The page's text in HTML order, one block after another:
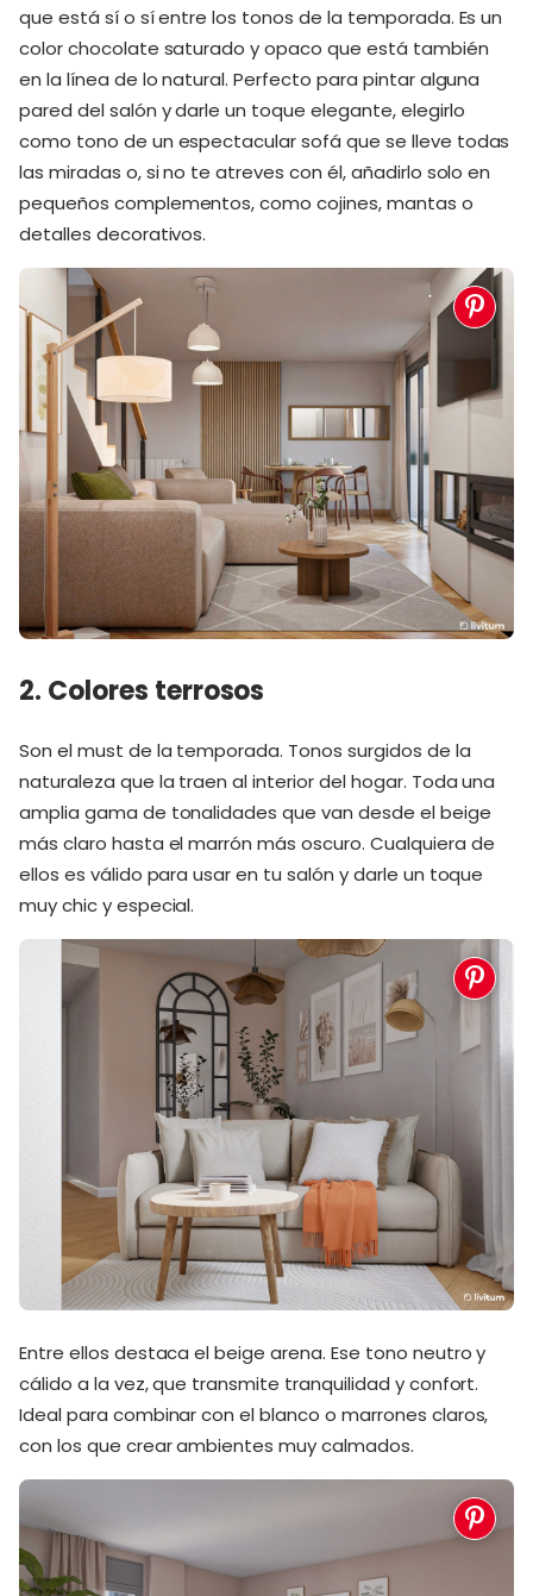
que está sí o sí entre los tonos de la temporada. Es un
color chocolate saturado y opaco que está también
en la línea de lo natural. Perfecto para pintar alguna
pared del salón y darle un toque elegante, elegirlo
como tono de un espectacular sofá que se lleve todas
las miradas o, si no te atreves con él, añadirlo solo en
pequeños complementos, como cojines, mantas o
detalles decorativos.
2. Colores terrosos
Son el must de la temporada. Tonos surgidos de la
naturaleza que la traen al interior del hogar. Toda una
amplia gama de tonalidades que van desde el beige
más claro hasta el marrón más oscuro. Cualquiera de
ellos es válido para usar en tu salón y darle un toque
muy chic y especial.
Entre ellos destaca el beige arena. Ese tono neutro y
cálido a la vez, que transmite tranquilidad y confort.
Ideal para combinar con el blanco o marrones claros,
con los que crear ambientes muy calmados.